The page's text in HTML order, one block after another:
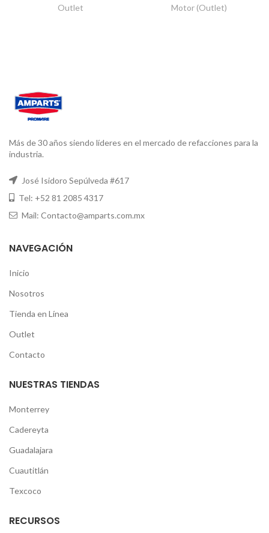
Outlet Motor (Outlet)
Más de 30 años siendo líderes en el mercado de refacciones para la
industria.
José Isidoro Sepúlveda #617
Tel: +52 81 2085 4317
Mail: Contacto@amparts.com.mx
NAVEGACIÓN
Inicio
Nosotros
Tienda en Línea
Outlet
Contacto
NUESTRAS TIENDAS
Monterrey
Cadereyta
Guadalajara
Cuautitlán
Texcoco
RECURSOS